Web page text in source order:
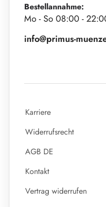
Bestellannahme:
Mo - So 08:00 -
info@primus-
Karriere
Widerrufsrecht
AGB DE
Kontakt
Vertrag widerrufen